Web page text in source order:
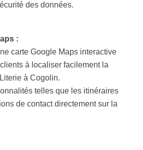
des données.
:
carte Google Maps interactive
à localiser facilement la
à Cogolin.
telles que les itinéraires
de contact directement sur la